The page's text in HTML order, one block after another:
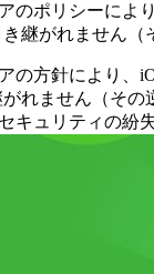
のポリシーによ
継がれません（
の方針により、
れません（その
キュリティの紛